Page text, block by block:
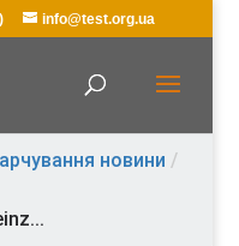
info@test.org.ua
новини /